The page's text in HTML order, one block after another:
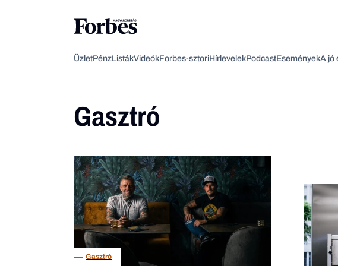
Vagy
Üzlet
ÜzletPénzListákVideókForbes-sztoriHírlevelekPodcastEseményekA jó
Gasztró
Gasztró